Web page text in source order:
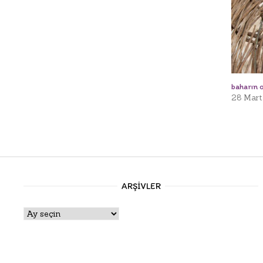
baharın
28
ARŞIVLER
Arşivler